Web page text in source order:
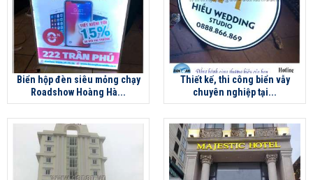
Biển hộp đèn siêu mỏng chạy
Roadshow Hoàng Hà...
Thiết kế, thi công biển vẫy
chuyên nghiệp tại...